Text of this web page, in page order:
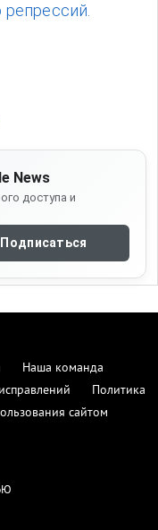
News
доступа и
Подписаться
Наша команда
Политика
сайтом